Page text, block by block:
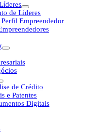
de Líderes
Empreendedor
de Crédito
e Patentes
Digitais